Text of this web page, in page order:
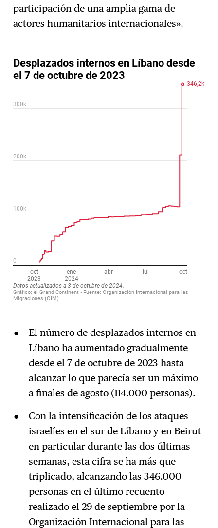
participación de una amplia gama de
actores humanitarios internacionales».
El número de desplazados internos en
Líbano ha aumentado gradualmente
desde el 7 de octubre de 2023 hasta
alcanzar lo que parecía ser un máximo
a finales de agosto (114.000 personas).
Con la intensificación de los ataques
israelíes en el sur de Líbano y en Beirut
en particular durante las dos últimas
semanas, esta cifra se ha más que
triplicado, alcanzando las 346.000
personas en el último recuento
realizado el 29 de septiembre por la
Organización Internacional para las